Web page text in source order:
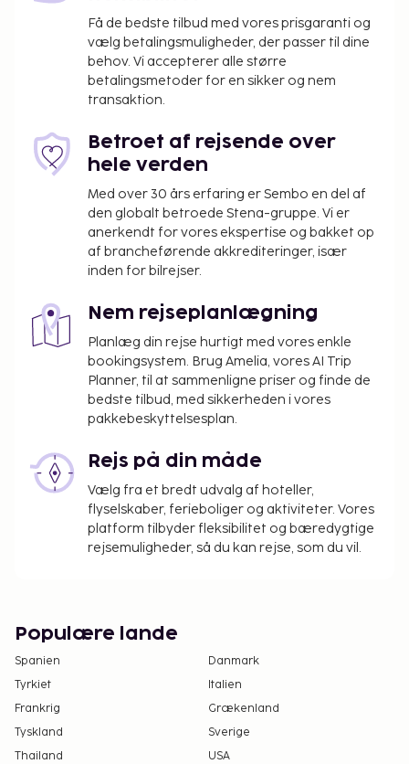
et måltid på restauranten, eller køb en snack på
stedets kaffebar/café. dette hotel har også
roomservice (i et begrænset antal timer).
Få de bedste tilbud med vores prisgaranti og
vælg betalingsmuligheder, der passer til dine
behov. Vi accepterer alle større
betalingsmetoder for en sikker og nem
transaktion.
Betroet af rejsende over
hele verden
Med over 30 års erfaring er Sembo en del af
den globalt betroede Stena-gruppe. Vi er
anerkendt for vores ekspertise og bakket op
af brancheførende akkrediteringer, især
inden for bilrejser.
Nem rejseplanlægning
Planlæg din rejse hurtigt med vores enkle
bookingsystem. Brug Amelia, vores AI Trip
Planner, til at sammenligne priser og finde de
bedste tilbud, med sikkerheden i vores
pakkebeskyttelsesplan.
Rejs på din måde
Vælg fra et bredt udvalg af hoteller,
flyselskaber, ferieboliger og aktiviteter. Vores
platform tilbyder fleksibilitet og bæredygtige
rejsemuligheder, så du kan rejse, som du vil.
Populære lande
Spanien
Danmark
Tyrkiet
Italien
Frankrig
Grækenland
Tyskland
Sverige
Thailand
USA